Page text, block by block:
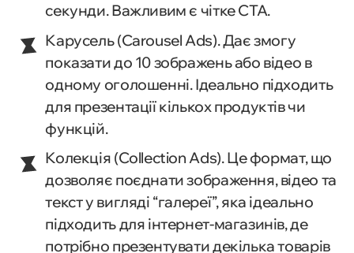
секунди. Важливим є чітке CTA.
Карусель (Carousel Ads). Дає змогу
показати до 10 зображень або відео в
одному оголошенні. Ідеально підходить
для презентації кількох продуктів чи
функцій.
Колекція (Collection Ads). Це формат, що
дозволяє поєднати зображення, відео та
текст у вигляді “галереї”, яка ідеально
підходить для інтернет-магазинів, де
потрібно презентувати декілька товарів